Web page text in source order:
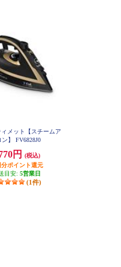
メット【スチームア
ン】 FV6828J0
円
(税込)
分ポイント還元
目安: 5営業日
(1件)